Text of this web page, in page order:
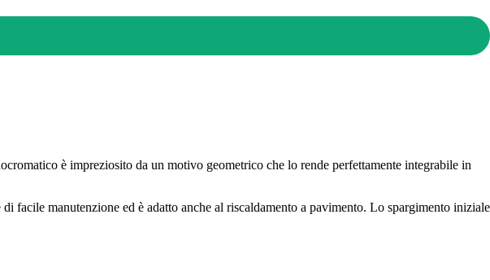
è impreziosito da un motivo geometrico che lo rende perfettamente integrabile in
facile manutenzione ed è adatto anche al riscaldamento a pavimento. Lo spargimento iniziale